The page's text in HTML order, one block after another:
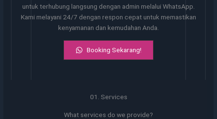
untuk terhubung langsung dengan admin melalui WhatsApp.
Kami melayani 24/7 dengan respon cepat untuk memastikan
kenyamanan dan kemudahan Anda.
Booking Sekarang!
01. Services
What services do we provide?